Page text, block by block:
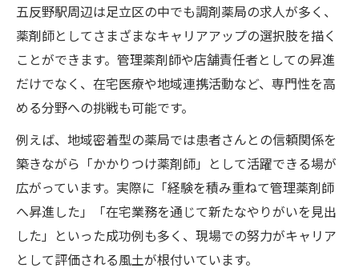
評価とスキルアップを両立する仕組み解説
薬剤師の成長を支える評価制度の仕組み
スキルアップが評価に反映される職場とは
調剤薬局でのキャリアアップ実例を紹介
公平な評価と成長支援の両立ポイント
スキルアップが昇進に結びつく理由
五反野駅周辺は足立区の中でも調剤薬局の求人が多く、
薬剤師としてさまざまなキャリアアップの選択肢を描く
ことができます。管理薬剤師や店舗責任者としての昇進
だけでなく、在宅医療や地域連携活動など、専門性を高
める分野への挑戦も可能です。
例えば、地域密着型の薬局では患者さんとの信頼関係を
築きながら「かかりつけ薬剤師」として活躍できる場が
広がっています。実際に「経験を積み重ねて管理薬剤師
へ昇進した」「在宅業務を通じて新たなやりがいを見出
した」といった成功例も多く、現場での努力がキャリア
として評価される風土が根付いています。